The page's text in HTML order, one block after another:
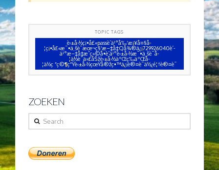
TOPIC TAGS
è‹±å›½ç¡•å£«passè´­ä¹°å‰‘æ¡¥å¤§å­
¦ç¡•å£«æ¯•ä¸šè¯æœ¬ç§‘æ–‡å‡­Qå¾®ä¿¡729926040è´­
ä¹°æ–‡å‡­æˆç»©å•è´­ä¹°è‹±å›½æ¯•ä¸šè¯å­
¦ä½è¯ä»£åŠžè‹±å›½äºŒç­‰äºŒå­
¦ä½ç ”ç©¶ç”Ÿè‹±å›½çœŸå®žç•™ä¿¡è®¤è¯ä½¿é¦†è®¤è¯
ZOEKEN
Search